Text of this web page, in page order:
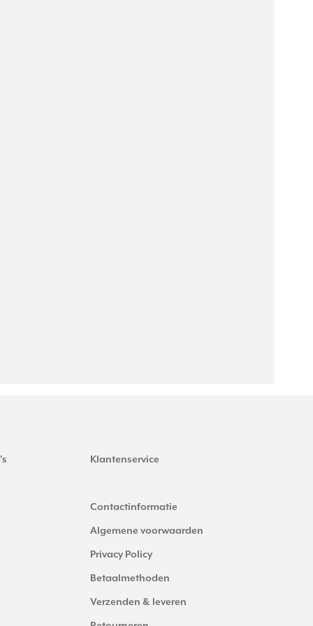
Klantenservice
Contactinformatie
Algemene voorwaarden
Privacy Policy
Betaalmethoden
Verzenden & leveren